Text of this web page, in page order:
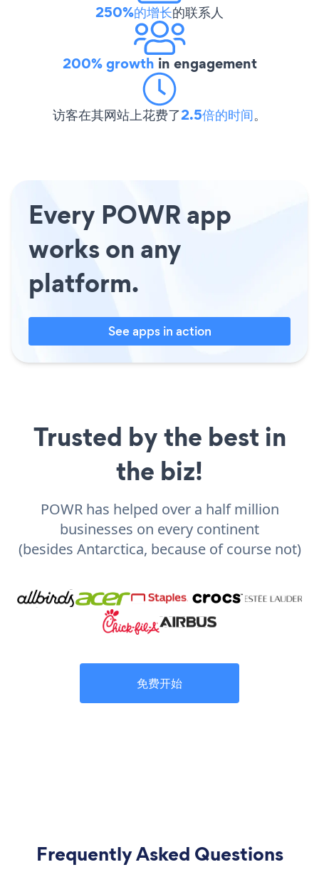
250%的增长的联系人
200% growth in engagement
访客在其网站上花费了2.5倍的时间。
Every POWR app
works on any
platform.
See apps in action
Trusted by the best in
the biz!
POWR has helped over a half million
businesses on every continent
(besides Antarctica, because of course not)
免费开始
Frequently Asked Questions